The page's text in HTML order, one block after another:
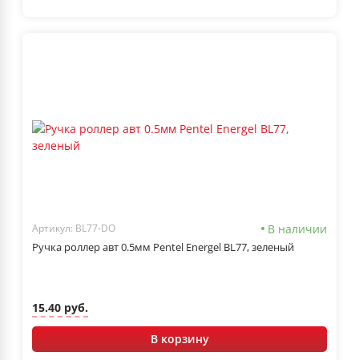
Артикул: BL77-DO В наличии
Ручка роллер авт 0.5мм Pentel Energel BL77, зеленый
15.40 руб.
В корзину